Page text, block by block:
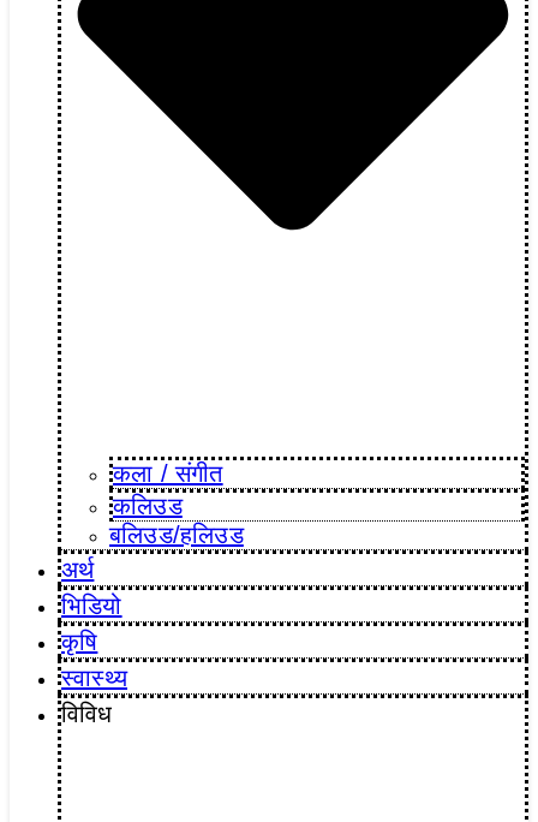
कला / संगीत​
कलिउड
बलिउड/हलिउड
अर्थ
भिडियो
कृषि
स्वास्थ्य
विविध